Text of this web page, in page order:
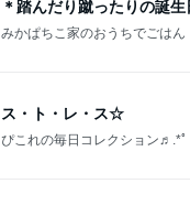
＊踏んだり蹴ったりの誕生
みかぱちこ家のおうちでごはん
ス・ト・レ・ス☆
ぴこれの毎日コレクション♬.*ﾟ